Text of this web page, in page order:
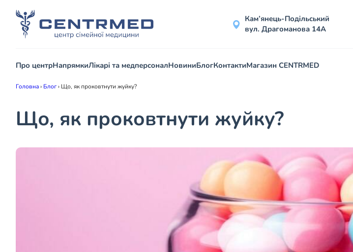
Кам’янець-Подільський
вул. Драгоманова 14А
Про центрНапрямкиЛікарі та медперсоналНовиниБлогКонтактиМагазин CENTRMED
Головна› Блог› Що, як проковтнути жуйку?
Що, як проковтнути жуйку?